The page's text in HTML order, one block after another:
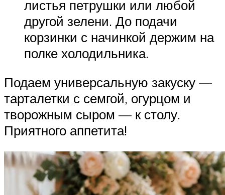
листья петрушки или любой
другой зелени. До подачи
корзинки с начинкой держим на
полке холодильника.
Подаем универсальную закуску —
тарталетки с семгой, огурцом и
творожным сыром — к столу.
Приятного аппетита!